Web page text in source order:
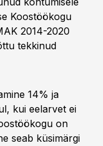
Koostöökogu
2014-2020
tekkinud
14% ja
kui eelarvet ei
on
seab küsimärgi